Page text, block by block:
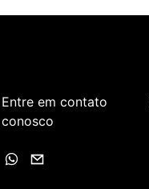
Entre em contato
conosco